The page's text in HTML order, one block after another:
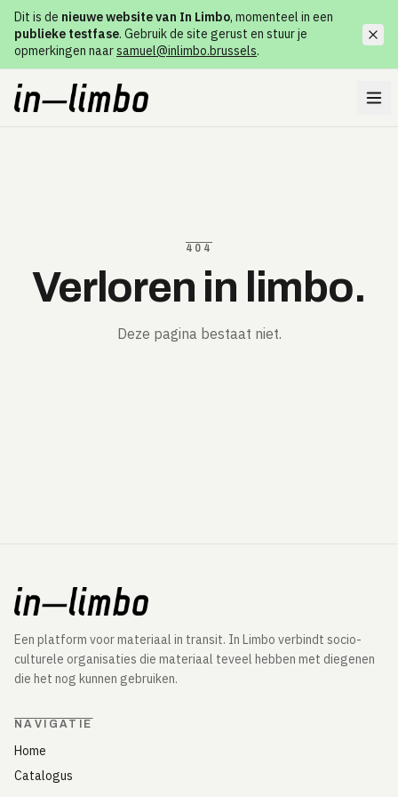
Dit is de nieuwe website van In Limbo, momenteel in een
publieke testfase. Gebruik de site gerust en stuur je
opmerkingen naarsamuel@inlimbo.brussels.
404
Verloren in limbo.
Deze pagina bestaat niet.
Een platform voor materiaal in transit. In Limbo verbindt socio-
culturele organisaties die materiaal teveel hebben met diegenen
die het nog kunnen gebruiken.
NAVIGATIE
Home
Catalogus